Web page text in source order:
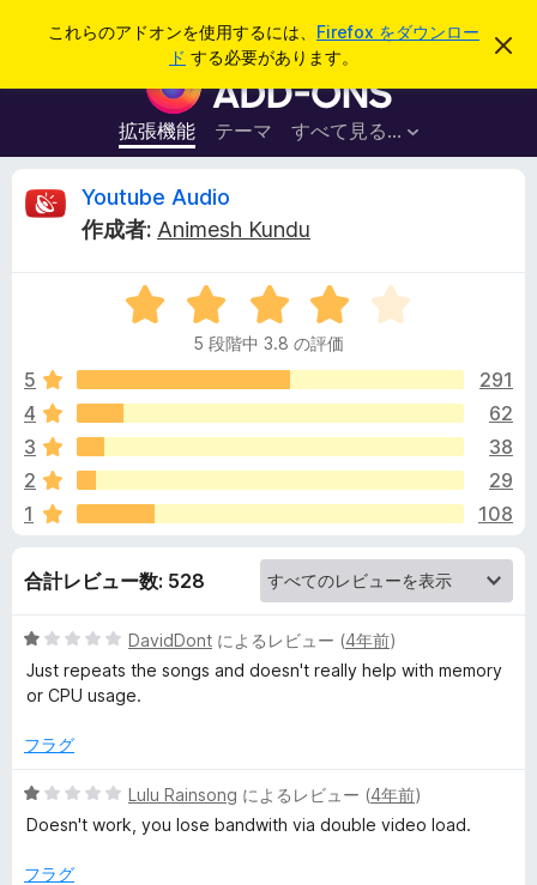
これらのアドオンを使用するには、 Firefox をダウンロー
ド する必要があります。
こ
を
F
i
r
e
x
ラ
ウ
ザ
ー
ド
オ
ン
拡張機能 テーマ すべて見る...
ログイン
Y
t
u
b
A
u
i
o
Youtube Audio
作成者: Animesh Kundu
5
段
中
.
の
価
5 段階中 3.8 の評価
5
291
4
62
3
38
2
29
1
108
合計レビュー数: 528
5
段
階
1
評
価
DavidDont によるレビュー (4年前)
Just repeats the songs and doesn't really help with memory
or CPU usage.
フラグ
5
段
中
Lulu Rainsong によるレビュー (4年前)
Doesn't work, you lose bandwith via double video load.
フラグ